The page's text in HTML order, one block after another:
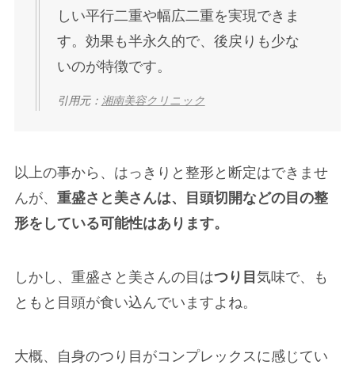
しい平行二重や幅広二重を実現できま
す。効果も半永久的で、後戻りも少な
いのが特徴です。
引用元： 湘南美容クリニック
以上の事から、はっきりと整形と断定はできませ
んが、 重盛さと美さんは、目頭切開などの目の整
形をしている可能性はあります。
しかし、重盛さと美さんの目はつり目 気味で、も
ともと目頭が食い込んでいますよね。
大概、自身のつり目がコンプレックスに感じてい